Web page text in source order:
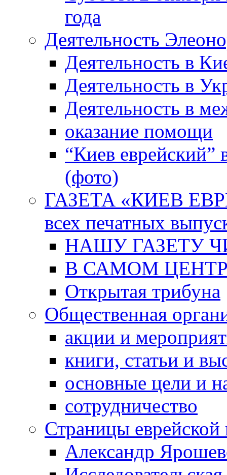
года
Деятельность
Деятельность в
Деятельность в
Деятельность в
оказание помощи
“Киев еврейский”
(фото)
ГАЗЕТА «КИЕВ
всех печатных
НАШУ ГАЗЕТУ
В САМОМ
Открытая трибуна
Общественная
акции и
книги, статьи и
основные цели и
сотрудничество
Страницы
Александр